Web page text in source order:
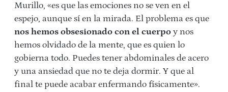
Murillo, «es que las emociones no se ven en el
espejo, aunque sí en la mirada. El problema es que
nos hemos obsesionado con el cuerpo y nos
hemos olvidado de la mente, que es quien lo
gobierna todo. Puedes tener abdominales de acero
y una ansiedad que no te deja dormir. Y que al
final te puede acabar enfermando físicamente».